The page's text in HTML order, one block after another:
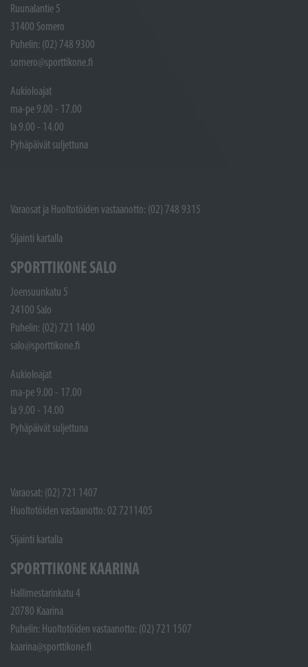
Ruunalantie 5
31400 Somero
Puhelin: (02) 748 9300
somero@sporttikone.fi
Aukioloajat
ma-pe 9.00 - 17.00
la 9.00 - 14.00
Pyhäpäivät suljettuna
Varaosat ja Huoltotöiden vastaanotto: (02) 748 9315
Sijainti kartalla
SPORTTIKONE SALO
Joensuunkatu 5
24100 Salo
Puhelin: (02) 721 1400
salo@sporttikone.fi
Aukioloajat
ma-pe 9.00 - 17.00
la 9.00 - 14.00
Pyhäpäivät suljettuna
Varaosat: (02) 721 1407
Huoltotöiden vastaanotto: 02 7211405
Sijainti kartalla
SPORTTIKONE KAARINA
Hallimestarinkatu 4
20780 Kaarina
Puhelin: Huoltotöiden vastaanotto: (02) 721 1507
kaarina@sporttikone.fi